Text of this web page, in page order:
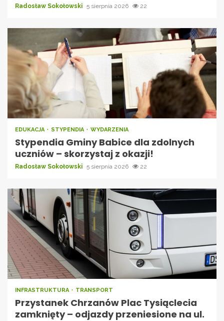
Radosław Sokołowski 5 sierpnia 2026 22
EDUKACJA STYPENDIA WYDARZENIA
Stypendia Gminy Babice dla zdolnych
uczniów – skorzystaj z okazji!
Radosław Sokołowski 5 sierpnia 2026 22
INFRASTRUKTURA TRANSPORT
Przystanek Chrzanów Plac Tysiąclecia
zamknięty – odjazdy przeniesione na ul.